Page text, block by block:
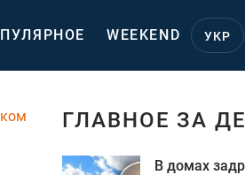
WEEKEND УКР
ГЛАВНОЕ ЗА
В домах